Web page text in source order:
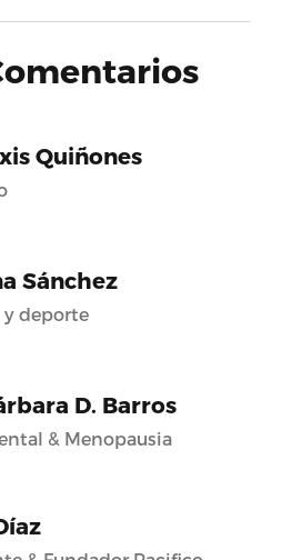
Quiñones
Sánchez
y deporte
D. Barros
& Menopausia